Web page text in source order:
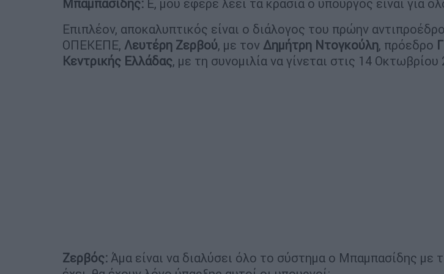
Μπαμπασίδης: Ε, μου έφερε λέει τα κρασιά ο υπουργός είναι για
Επιπλέον, αποκαλυπτικός είναι ο διάλογος του πρώην
ΟΠΕΚΕΠΕ, Λευτέρη Ζερβού, με τον Δημήτρη Ντογκούλη, πρόεδρο
Κεντρικής Ελλάδας, με τη συνομιλία να γίνεται στις 14 Οκτωβρίου
Ζερβός: Άμα είναι να διαλύσει όλο το σύστημα ο Μπαμπασίδης με